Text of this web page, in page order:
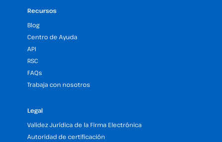
Recursos
Blog
Centro de Ayuda
API
RSC
FAQs
Trabaja con nosotros
Legal
Validez Jurídica de la Firma Electrónica
Autoridad de certificación